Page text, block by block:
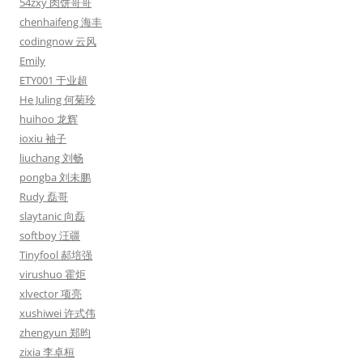
chenhaifeng 海丰
codingnow 云风
Emily
ETY001 于业超
He Juling 何菊玲
huihoo 龙辉
ioxiu 袖子
liuchang 刘畅
pongba 刘未鹏
Rudy 磊哥
slaytanic 向磊
softboy 汪疆
Tinyfool 郝培强
virushuo 霍炬
xlvector 项亮
xushiwei 许式伟
zhengyun 郑昀
zixia 李卓桓